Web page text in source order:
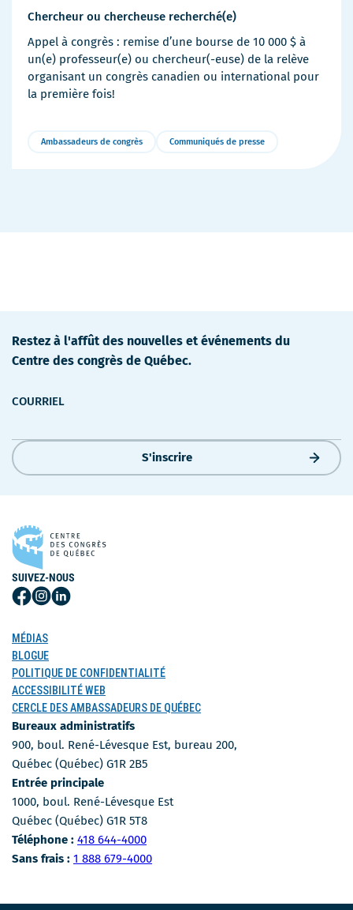
Chercheur ou chercheuse recherché(e)
Appel à congrès : remise d’une bourse de 10 000 $ à
un(e) professeur(e) ou chercheur(-euse) de la relève
organisant un congrès canadien ou international pour
la première fois!
Ambassadeurs de congrès Communiqués de presse
Plus
Restez à l'affût des nouvelles et événements du
Centre des congrès de Québec.
COURRIEL
S'inscrire
SUIVEZ-NOUS
Suivez-
sur
Facebook
Suivez-
Instagram
Suivez-
MÉDIAS
BLOGUE
POLITIQUE DE CONFIDENTIALITÉ
ACCESSIBILITÉ WEB
CERCLE DES AMBASSADEURS DE QUÉBEC
Bureaux administratifs
900, boul. René-Lévesque Est, bureau 200,
Québec (Québec) G1R 2B5
Entrée principale
1000, boul. René-Lévesque Est
Québec (Québec) G1R 5T8
Téléphone : Numéro de téléphone
418 644-4000
Sans frais : Numéro sans-frais
1 888 679-4000